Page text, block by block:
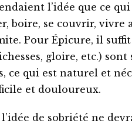
l’idée que ce
boire, se couvrir, vivre
Pour Épicure, il
gloire, etc.)
ce qui est naturel et
et douloureux.
de sobriété ne